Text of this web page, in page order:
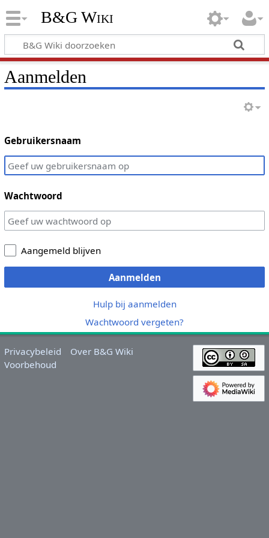
B&G Wiki
Aanmelden
Gebruikersnaam
Wachtwoord
Aangemeld blijven
Aanmelden
Hulp bij aanmelden
Wachtwoord vergeten?
Privacybeleid
Over B&G Wiki
Voorbehoud